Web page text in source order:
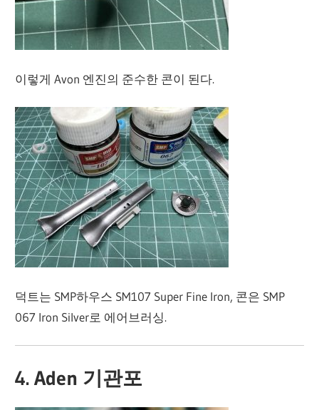
이렇게 Avon 엔진의 준수한 콘이 된다.
덕트는 SMP하우스 SM107 Super Fine Iron, 콘은 SMP
067 Iron Silver로 에어브러싱.
4. Aden 기관포